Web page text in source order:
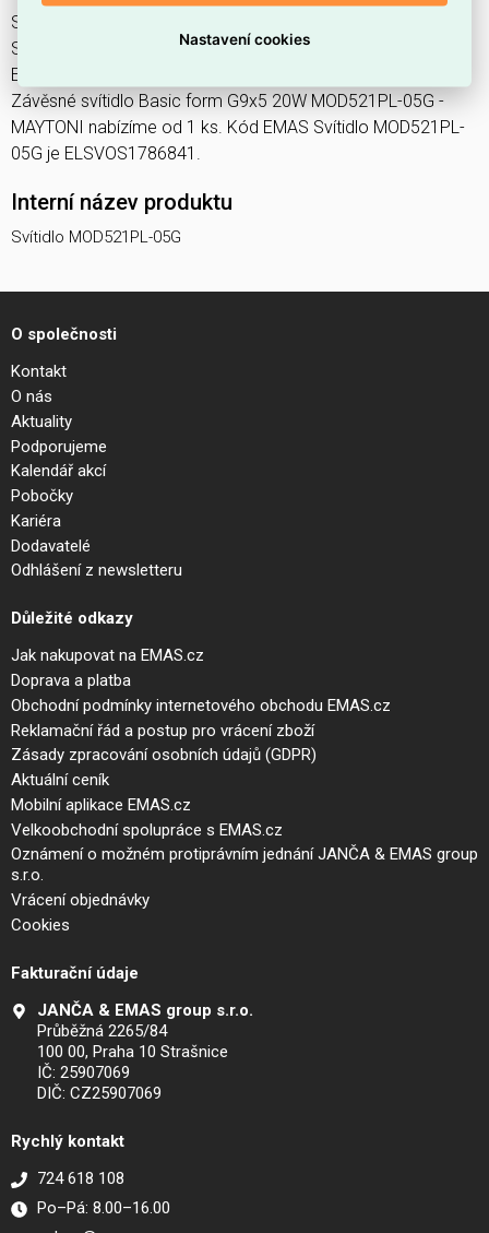
Svítidlo MOD521PL-05G najdete v kategoriích Svítidla,
Svítidla, světelné zdroje a LED osvětlení, výrobce Maytoni,
EAN 4099776049586, kód dodavatele MOD521PL-05G.
Závěsné svítidlo Basic form G9x5 20W MOD521PL-05G -
MAYTONI nabízíme od 1 ks. Kód EMAS Svítidlo MOD521PL-
05G je ELSVOS1786841.
Interní název produktu
Svítidlo MOD521PL-05G
O společnosti
Kontakt
O nás
Aktuality
Podporujeme
Kalendář akcí
Pobočky
Kariéra
Dodavatelé
Odhlášení z newsletteru
Důležité odkazy
Jak nakupovat na EMAS.cz
Doprava a platba
Obchodní podmínky internetového obchodu EMAS.cz
Reklamační řád a postup pro vrácení zboží
Zásady zpracování osobních údajů (GDPR)
Aktuální ceník
Mobilní aplikace EMAS.cz
Velkoobchodní spolupráce s EMAS.cz
Oznámení o možném protiprávním jednání JANČA & EMAS group
s.r.o.
Vrácení objednávky
Cookies
Fakturační údaje
JANČA & EMAS group s.r.o.
Průběžná 2265/84
100 00, Praha 10 Strašnice
IČ: 25907069
DIČ: CZ25907069
Rychlý kontakt
724 618 108
Po–Pá: 8.00–16.00
Nastavení cookies